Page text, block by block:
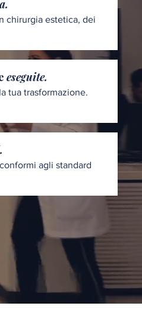
chirurgia estetica, dei
eseguite.
tua trasformazione.
agli standard